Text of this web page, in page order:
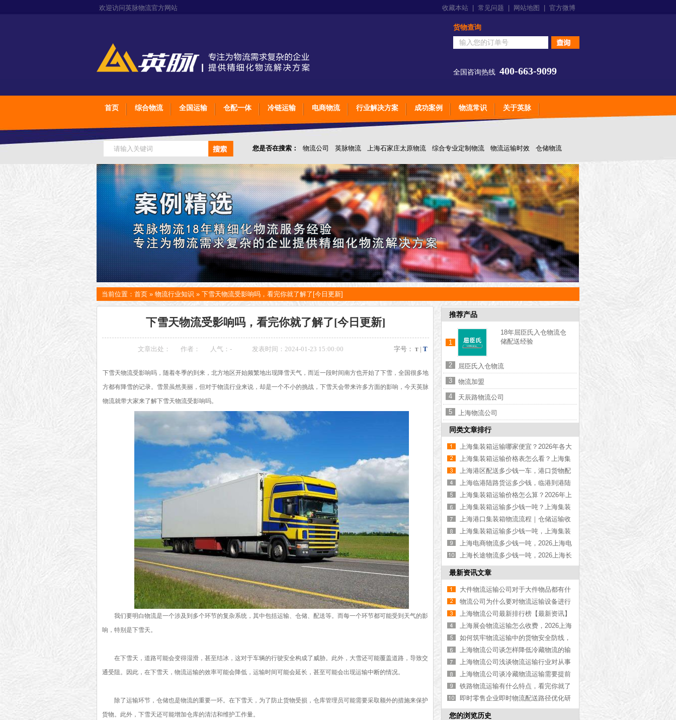
欢迎访问英脉物流官方网站 收藏本站 常见问题 网站地图 官方微博
货物查询
全国咨询热线 400-663-9099
首页 综合物流 全国运输 仓配一体 冷链运输 电商物流 行业解决方案 成功案例 物流常识 关于英脉
您是否在搜索： 物流公司 英脉物流 上海石家庄太原物流 综合专业定制物流 物流运输时效 仓储物流
仓储综合专业定制物流 上海石家庄太原综合专业定制物流
当前位置： 首页 » 物流行业知识 » 下雪天物流受影响吗，看完你就了解了[今日更新]
下雪天物流受影响吗，看完你就了解了[今日更新]
字号： T | T
文章出处： 作者： 人气： - 发表时间：2024-01-23 15:00:00
下雪天物流受影响吗，随着冬季的到来，北方地区开始频繁地出现降雪天气，而近一段时间南方也开始了下雪，全国很多地
方都有降雪的记录。雪景虽然美丽，但对于物流行业来说，却是一个不小的挑战，下雪天会带来许多方面的影响，今天英脉
物流就带大家来了解下雪天物流受影响吗。
我们要明白物流是一个涉及到多个环节的复杂系统，其中包括运输、仓储、配送等。而每一个环节都可能受到天气的影
响，特别是下雪天。
在下雪天，道路可能会变得湿滑，甚至结冰，这对于车辆的行驶安全构成了威胁。此外，大雪还可能覆盖道路，导致交
通受阻。因此，在下雪天，物流运输的效率可能会降低，运输时间可能会延长，甚至可能会出现运输中断的情况。
除了运输环节，仓储也是物流的重要一环。在下雪天，为了防止货物受损，仓库管理员可能需要采取额外的措施来保护
货物。此外，下雪天还可能增加仓库的清洁和维护工作量。
推荐产品
1
18年屈臣氏入仓物流仓
储配送经验
2
屈臣氏入仓物流
3
物流加盟
4
天辰路物流公司
5
上海物流公司
同类文章排行
上海集装箱运输哪家便宜？2026年各大
物流公司推荐【最新更新】
上海集装箱运输价格表怎么看？上海集
装箱运输价格指南【最新更新】
上海港区配送多少钱一车，港口货物配
送服务收费价格表【含最新报价】
上海临港陆路货运多少钱，临港到港陆
路运输收费标准【含价格表】
上海集装箱运输价格怎么算？2026年上
海集装箱运输价格指南【最新更新】
上海集装箱运输多少钱一吨？上海集装
箱运输价格（含价格表）
上海港口集装箱物流流程｜仓储运输收
费标准2026｜港口物流【行业百科】
上海集装箱运输多少钱一吨，上海集装
箱运输价格（含价格表）
上海电商物流多少钱一吨，2026上海电
商物流价格【含最新价格】
上海长途物流多少钱一吨，2026上海长
途物流价格【含最新价格】
最新资讯文章
大件物流运输公司对于大件物品都有什
么要求呢？2022大件物流运输的要求
物流公司为什么要对物流运输设备进行
管理，看完你就知道了[今日资讯]
上海物流公司最新排行榜【最新资讯】
上海展会物流运输怎么收费，2026上海
展会物流运输价格【最新更新】
如何筑牢物流运输中的货物安全防线，
看完你就了解了
上海物流公司谈怎样降低冷藏物流的输
送成本
上海物流公司浅谈物流运输行业对从事
于危险品物流运输人员的要求
上海物流公司谈冷藏物流运输需要提前
做的准备
铁路物流运输有什么特点，看完你就了
解了[今日资讯]
即时零售企业即时物流配送路径优化研
究
您的浏览历史